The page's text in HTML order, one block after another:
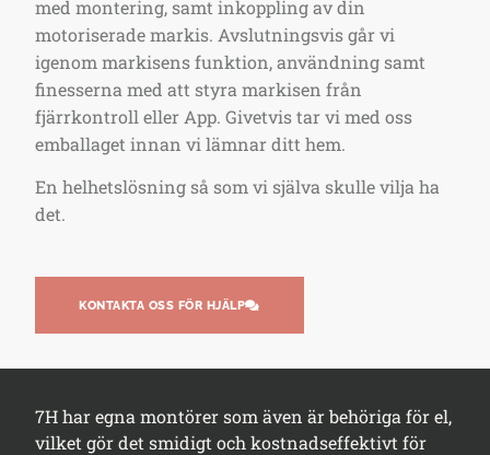
med montering, samt inkoppling av din
motoriserade markis. Avslutningsvis går vi
igenom markisens funktion, användning samt
finesserna med att styra markisen från
fjärrkontroll eller App. Givetvis tar vi med oss
emballaget innan vi lämnar ditt hem.
En helhetslösning så som vi själva skulle vilja ha
det.
KONTAKTA OSS FÖR HJÄLP
7H har egna montörer som även är behöriga för el,
vilket gör det smidigt och kostnadseffektivt för